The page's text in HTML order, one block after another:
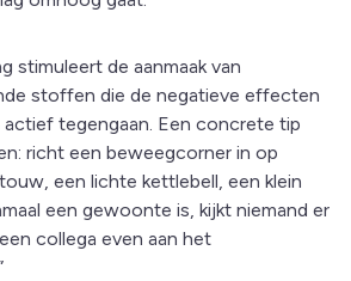
stimuleert de aanmaak van
stoffen die de negatieve effecten
tegengaan. Een concrete tip
richt een beweegcorner in op
een lichte kettlebell, een klein
een gewoonte is, kijkt niemand er
collega even aan het